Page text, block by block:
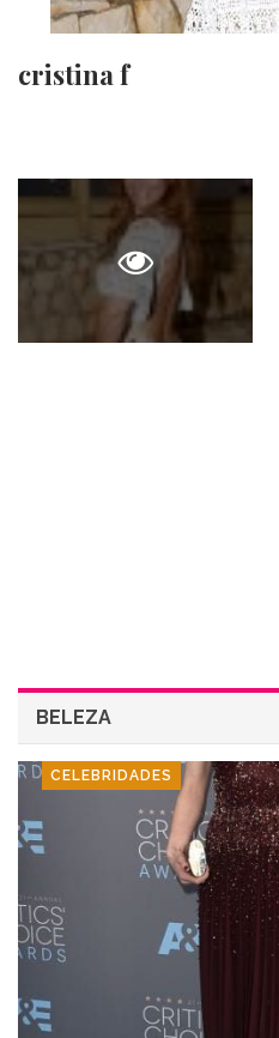
cristina f
BELEZA
CELEBRIDADES